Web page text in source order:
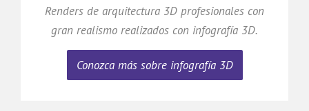
Renders de arquitectura 3D profesionales con
gran realismo realizados con infografía 3D.
Conozca más sobre infografía 3D